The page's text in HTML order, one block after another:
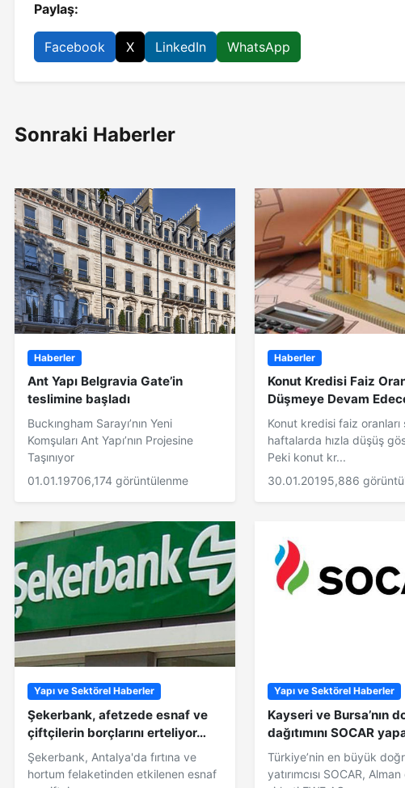
Paylaş:
Facebook X LinkedIn WhatsApp
Sonraki Haberler
Haberler
Ant Yapı Belgravia Gate’in
teslimine başladı
Buckıngham Sarayı’nın Yeni
Komşuları Ant Yapı’nın Projesine
Taşınıyor
01.01.19706,174 görüntülenme
Haberler
Konut Kredisi Faiz
Düşmeye Devam
Konut kredisi faiz oranları
haftalarda hızla düşüş
Peki konut kr...
30.01.20195,886
Yapı ve Sektörel Haberler
Şekerbank, afetzede esnaf ve
çiftçilerin borçlarını erteliyor…
Şekerbank, Antalya'da fırtına ve
hortum felaketinden etkilenen esnaf
Yapı ve Sektörel Haberler
Kayseri ve Bursa’nın
dağıtımını SOCAR
Türkiye’nin en büyük
yatırımcısı SOCAR,